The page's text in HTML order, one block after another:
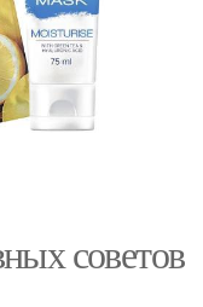
советов